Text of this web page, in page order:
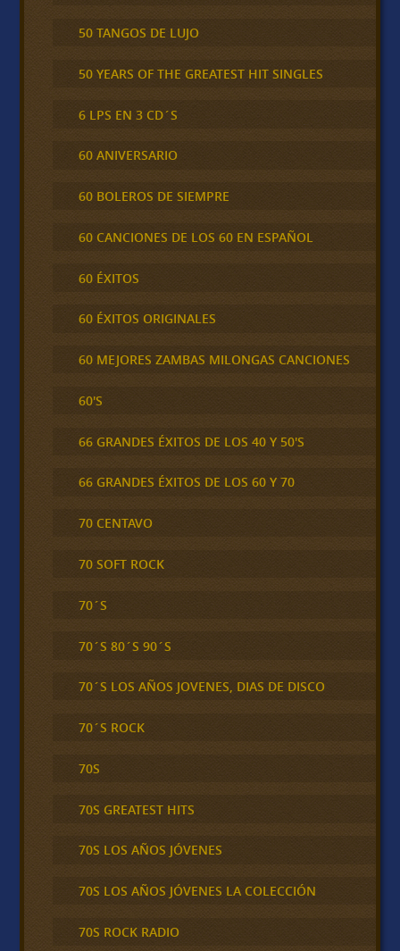
50 TANGOS DE LUJO
50 YEARS OF THE GREATEST HIT SINGLES
6 LPS EN 3 CD´S
60 ANIVERSARIO
60 BOLEROS DE SIEMPRE
60 CANCIONES DE LOS 60 EN ESPAÑOL
60 ÉXITOS
60 ÉXITOS ORIGINALES
60 MEJORES ZAMBAS MILONGAS CANCIONES
60'S
66 GRANDES ÉXITOS DE LOS 40 Y 50'S
66 GRANDES ÉXITOS DE LOS 60 Y 70
70 CENTAVO
70 SOFT ROCK
70´S
70´S 80´S 90´S
70´S LOS AÑOS JOVENES, DIAS DE DISCO
70´S ROCK
70S
70S GREATEST HITS
70S LOS AÑOS JÓVENES
70S LOS AÑOS JÓVENES LA COLECCIÓN
70S ROCK RADIO